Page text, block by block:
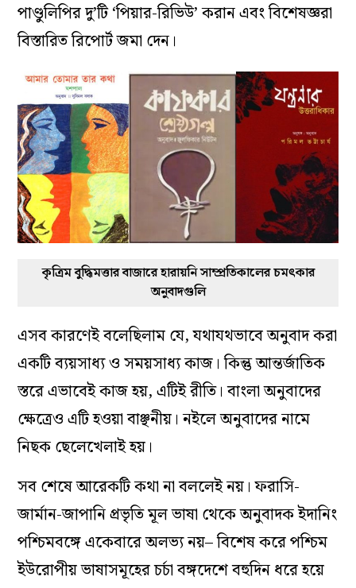
পাণ্ডুলিপির দু’টি ‘পিয়ার-রিভিউ’ করান এবং বিশেষজ্ঞরা
বিস্তারিত রিপোর্ট জমা দেন।
কৃত্রিম বুদ্ধিমত্তার বাজারে হারায়নি সাম্প্রতিকালের চমৎকার
অনুবাদগুলি
এসব কারণেই বলেছিলাম যে, যথাযথভাবে অনুবাদ করা
একটি ব্যয়সাধ্য ও সময়সাধ্য কাজ। কিন্তু আন্তর্জাতিক
স্তরে এভাবেই কাজ হয়, এটিই রীতি। বাংলা অনুবাদের
ক্ষেত্রেও এটি হওয়া বাঞ্ছনীয়। নইলে অনুবাদের নামে
নিছক ছেলেখেলাই হয়।
সব শেষে আরেকটি কথা না বললেই নয়। ফরাসি-
জার্মান-জাপানি প্রভৃতি মূল ভাষা থেকে অনুবাদক ইদানিং
পশ্চিমবঙ্গে একেবারে অলভ্য নয়– বিশেষ করে পশ্চিম
ইউরোপীয় ভাষাসমূহের চর্চা বঙ্গদেশে বহুদিন ধরে হয়ে